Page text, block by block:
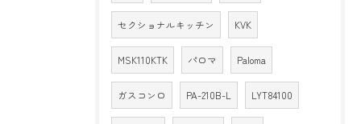
セクショナルキッチン KVK
MSK110KTK パロマ Paloma
ガスコンロ PA-210B-L LYT84100